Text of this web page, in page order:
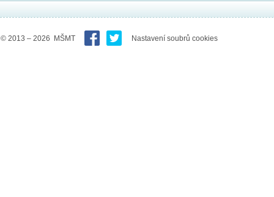
© 2013 – 2026 MŠMT Nastavení soubrů cookies